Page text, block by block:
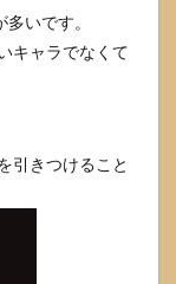
いです。
キャラでなくて
引きつけること